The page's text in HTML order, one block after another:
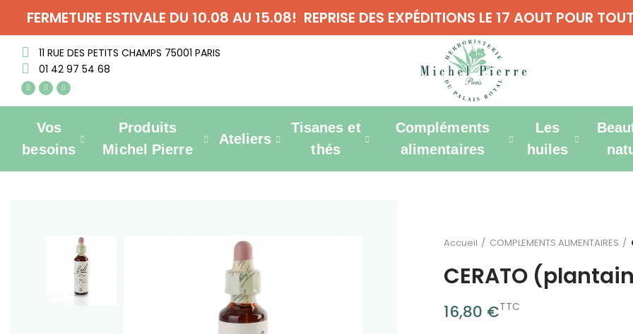
FERMETURE ESTIVALE DU 10.08 AU 15.08! REPRISE DES EXPÉDITIONS LE 17 AOUT POUR
11 RUE DES PETITS CHAMPS 75001 PARIS
01 42 97 54 68
Vos
besoins
Produits
Michel Pierre
Ateliers
Tisanes et
thés
Compléments
alimentaires
Les
huiles
Accueil COMPLEMENTS ALIMENTAIRES
CERATO
16,80 €TTC